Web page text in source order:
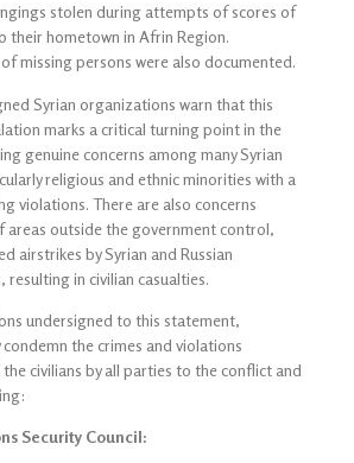
stolen during attempts of scores of
their hometown in Afrin Region.
missing persons were also documented.
Syrian organizations warn that this
marks a critical turning point in the
genuine concerns among many Syrian
religious and ethnic minorities with a
violations. There are also concerns
areas outside the government control,
airstrikes by Syrian and Russian
resulting in civilian casualties.
undersigned to this statement,
the crimes and violations
civilians by all parties to the conflict and
Security Council: